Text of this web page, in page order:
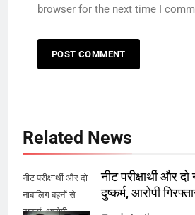
browser for the next time I
Related News
नीट परीक्षार्थी और दो
नाबालिग बहनों से
दुष्कर्म, आरोपी
नीट परीक्षार्थी और
दुष्कर्म, आरोपी